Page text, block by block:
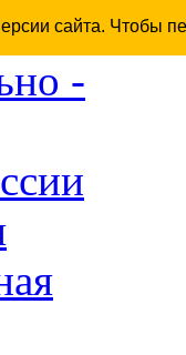
сайта. Чтобы
-